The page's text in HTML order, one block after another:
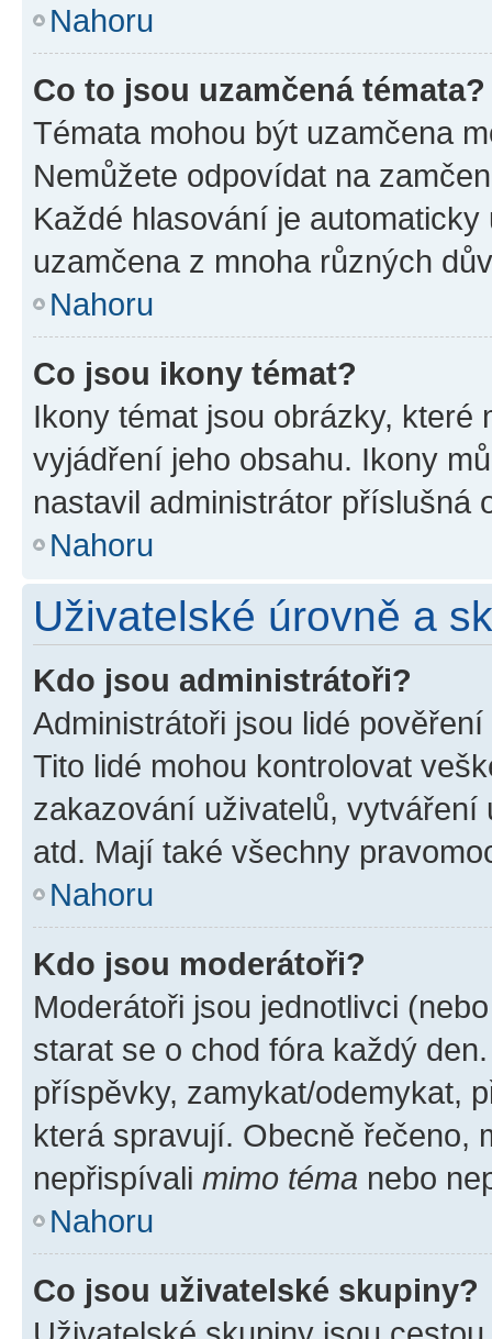
Nahoru
Co to jsou uzamčená témata?
Témata mohou být uzamčena
Nemůžete odpovídat na
Každé hlasování je
uzamčena z mnoha různých
Nahoru
Co jsou ikony témat?
Ikony témat jsou obrázky,
vyjádření jeho obsahu. Ikony
nastavil administrátor příslušná
Nahoru
Uživatelské úrovně a
Kdo jsou administrátoři?
Administrátoři jsou lidé
Tito lidé mohou kontrolovat
zakazování uživatelů,
atd. Mají také všechny
Nahoru
Kdo jsou moderátoři?
Moderátoři jsou jednotlivci
starat se o chod fóra každý
příspěvky, zamykat/odemykat,
která spravují. Obecně řečeno,
nepřispívali mimo téma nebo
Nahoru
Co jsou uživatelské skupiny?